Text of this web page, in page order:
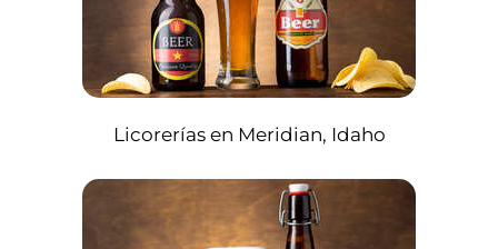
Licorerías en Meridian, Idaho